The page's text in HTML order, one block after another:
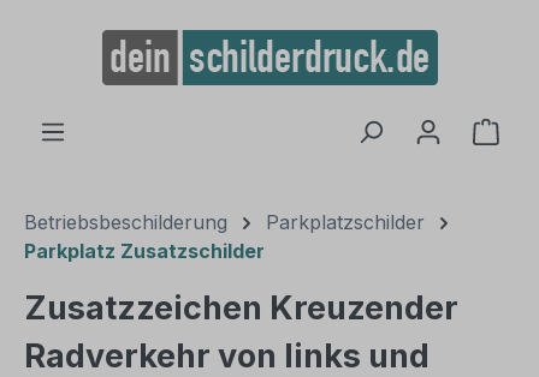
springen
Betriebsbeschilderung
Parkplatzschilder
Parkplatz Zusatzschilder
Zusatzzeichen Kreuzender
Radverkehr von links und